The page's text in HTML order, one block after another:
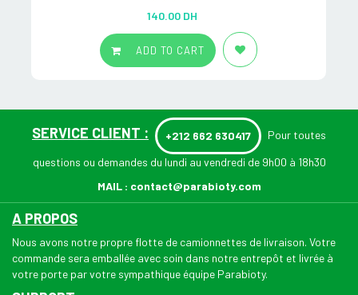
out of 5
140.00 DH
ADD TO CART
SERVICE CLIENT : +212 662 630417 Pour toutes
questions ou demandes du lundi au vendredi de 9h00 à 18h30
MAIL : contact@parabioty.com
A PROPOS
Nous avons notre propre flotte de camionnettes de livraison. Votre
commande sera emballée avec soin dans notre entrepôt et livrée à
votre porte par votre sympathique équipe Parabioty.